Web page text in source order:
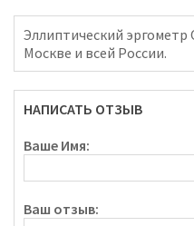
Эллиптический эргометр
Москве и всей России.
НАПИСАТЬ ОТЗЫВ
Ваше Имя:
Ваш отзыв: